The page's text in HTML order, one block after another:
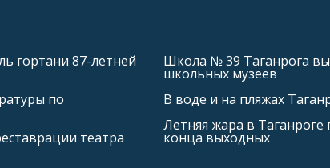
гортани 87-летней
по
театра
Школа № 39 Таганрога
школьных музеев
В воде и на пляжах
Летняя жара в
конца выходных